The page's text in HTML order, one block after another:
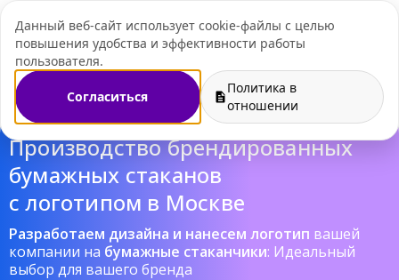
Данный веб-сайт использует cookie-файлы с целью
повышения удобства и эффективности работы
пользователя.
Согласиться
Политика в
отношении
+7 (495) 109-07-
Производство брендированных
бумажных стаканов
с логотипом в Москве
Разработаем дизайна и нанесем логотип вашей
компании на бумажные стаканчики: Идеальный
выбор для вашего бренда